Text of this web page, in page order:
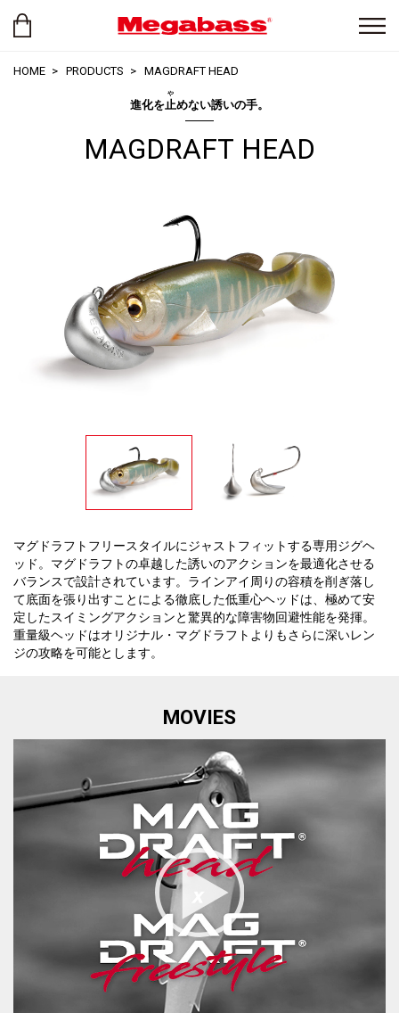
HOME PRODUCTS MAGDRAFT HEAD
進化を止
や
めない誘いの手。
MAGDRAFT HEAD
マグドラフトフリースタイルにジャストフィットする専用ジグヘ
ッド。マグドラフトの卓越した誘いのアクションを最適化させる
バランスで設計されています。ラインアイ周りの容積を削ぎ落し
て底面を張り出すことによる徹底した低重心ヘッドは、極めて安
定したスイミングアクションと驚異的な障害物回避性能を発揮。
重量級ヘッドはオリジナル・マグドラフトよりもさらに深いレン
ジの攻略を可能とします。
MOVIES